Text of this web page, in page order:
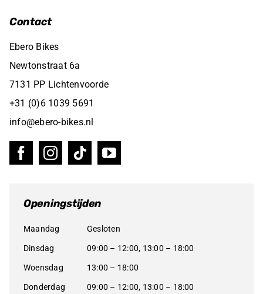
Contact
Ebero Bikes
Newtonstraat 6a
7131 PP Lichtenvoorde
+31 (0)6 1039 5691
info@ebero-bikes.nl
Openingstijden
Maandag Gesloten
Dinsdag 09:00 – 12:00, 13:00 – 18:00
Woensdag 13:00 – 18:00
Donderdag 09:00 – 12:00, 13:00 – 18:00